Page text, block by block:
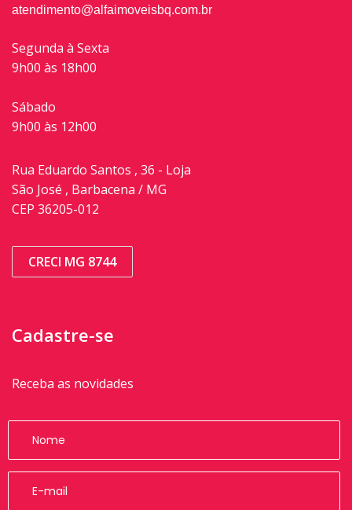
atendimento@alfaimoveisbq.com.br
Segunda à Sexta
9h00 às 18h00
Sábado
9h00 às 12h00
Rua Eduardo Santos , 36 - Loja
São José , Barbacena / MG
CEP 36205-012
CRECI MG 8744
Cadastre-se
Receba as novidades